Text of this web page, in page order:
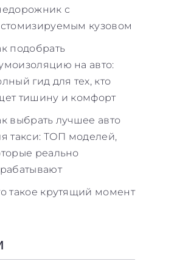
с
кузовом
подобрать
на авто:
гид для тех, кто
тишину и комфорт
выбрать лучшее авто
такси: ТОП моделей,
реально
такое крутящий момент